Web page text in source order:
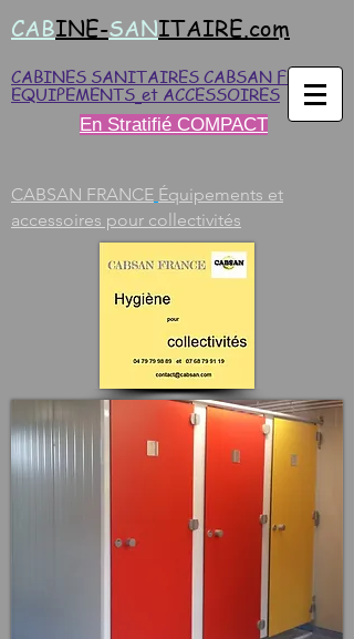
CABINE-SANITAIRE.com
CABINES SANITAIRES CABSAN FRANCE
EQUIPEMENTS et ACCESSOIRES
En Stratifié COMPACT
CABSAN FRANCE Équipements et
accessoires pour collectivités